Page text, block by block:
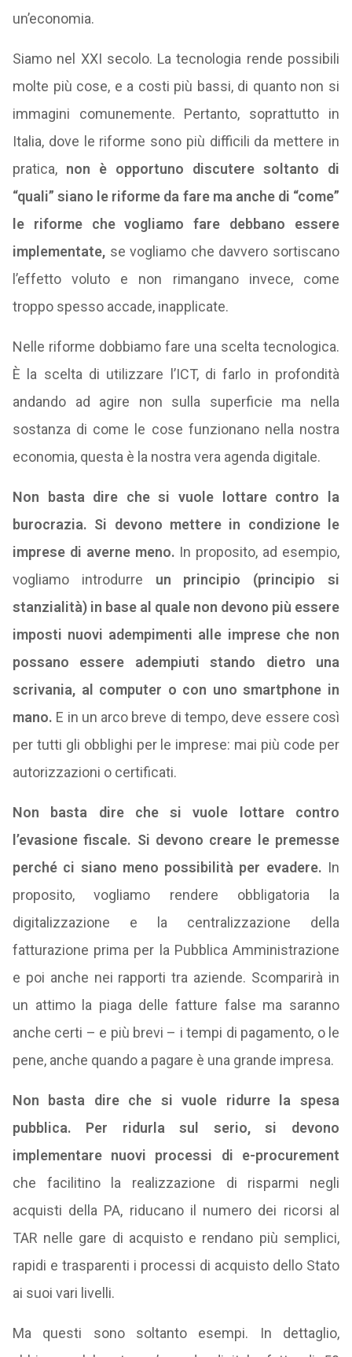
un’economia.
Siamo nel XXI secolo. La tecnologia rende possibili
molte più cose, e a costi più bassi, di quanto non si
immagini comunemente. Pertanto, soprattutto in
Italia, dove le riforme sono più difficili da mettere in
pratica, non è opportuno discutere soltanto di
“quali” siano le riforme da fare ma anche di “come”
le riforme che vogliamo fare debbano essere
implementate,se vogliamo che davvero sortiscano
l’effetto voluto e non rimangano invece, come
troppo spesso accade, inapplicate.
Nelle riforme dobbiamo fare una scelta tecnologica.
È la scelta di utilizzare l’ICT, di farlo in profondità
andando ad agire non sulla superficie ma nella
sostanza di come le cose funzionano nella nostra
economia, questa è la nostra vera agenda digitale.
Non basta dire che si vuole lottare contro la
burocrazia. Si devono mettere in condizione le
imprese di averne meno. In proposito, ad esempio,
vogliamo introdurre un principio (principio si
stanzialità) in base al quale non devono più essere
imposti nuovi adempimenti alle imprese che non
possano essere adempiuti stando dietro una
scrivania, al computer o con uno smartphone in
mano. E in un arco breve di tempo, deve essere così
per tutti gli obblighi per le imprese: mai più code per
autorizzazioni o certificati.
Non basta dire che si vuole lottare contro
l’evasione fiscale. Si devono creare le premesse
perché ci siano meno possibilità per evadere. In
proposito, vogliamo rendere obbligatoria la
digitalizzazione e la centralizzazione della
fatturazione prima per la Pubblica Amministrazione
e poi anche nei rapporti tra aziende. Scomparirà in
un attimo la piaga delle fatture false ma saranno
anche certi – e più brevi – i tempi di pagamento, o le
pene, anche quando a pagare è una grande impresa.
Non basta dire che si vuole ridurre la spesa
pubblica. Per ridurla sul serio, si devono
implementare nuovi processi di e-procurement
che facilitino la realizzazione di risparmi negli
acquisti della PA, riducano il numero dei ricorsi al
TAR nelle gare di acquisto e rendano più semplici,
rapidi e trasparenti i processi di acquisto dello Stato
ai suoi vari livelli.
Ma questi sono soltanto esempi. In dettaglio,